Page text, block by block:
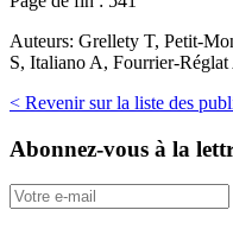
Auteurs: Grellety T, Petit-
S, Italiano A, Fourrier-Réglat
< Revenir sur la liste des
Abonnez-vous à la